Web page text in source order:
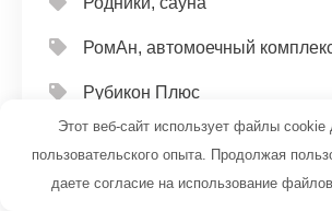
РомАн, автомоечный
Рубикон Плюс
Русская баня
Русский пар, сауна
Этот веб-сайт использует файлы
пользовательского опыта. Продолжая
даете согласие на использование